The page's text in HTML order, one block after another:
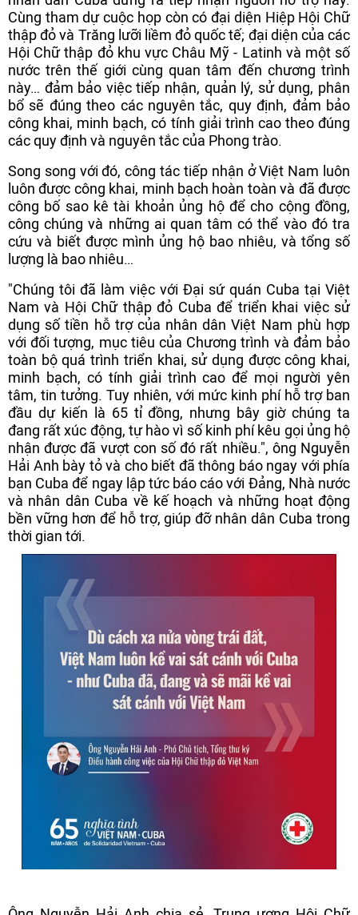
Cùng tham dự cuộc họp còn có đại diện Hiệp Hội Chữ
thập đỏ và Trăng lưỡi liềm đỏ quốc tế; đại diện của các
Hội Chữ thập đỏ khu vực Châu Mỹ - Latinh và một số
nước trên thế giới cùng quan tâm đến chương trình
này… đảm bảo việc tiếp nhận, quản lý, sử dụng, phân
bổ sẽ đúng theo các nguyên tắc, quy định, đảm bảo
công khai, minh bạch, có tính giải trình cao theo đúng
các quy định và nguyên tắc của Phong trào.
Song song với đó, công tác tiếp nhận ở Việt Nam luôn
luôn được công khai, minh bạch hoàn toàn và đã được
công bố sao kê tài khoản ủng hộ để cho cộng đồng,
công chúng và những ai quan tâm có thể vào đó tra
cứu và biết được mình ủng hộ bao nhiêu, và tổng số
lượng là bao nhiêu…
"Chúng tôi đã làm việc với Đại sứ quán Cuba tại Việt
Nam và Hội Chữ thập đỏ Cuba để triển khai việc sử
dụng số tiền hỗ trợ của nhân dân Việt Nam phù hợp
với đối tượng, mục tiêu của Chương trình và đảm bảo
toàn bộ quá trình triển khai, sử dụng được công khai,
minh bạch, có tính giải trình cao để mọi người yên
tâm, tin tưởng. Tuy nhiên, với mức kinh phí hỗ trợ ban
đầu dự kiến là 65 tỉ đồng, nhưng bây giờ chúng ta
đang rất xúc động, tự hào vì số kinh phí kêu gọi ủng hộ
nhận được đã vượt con số đó rất nhiều.", ông Nguyễn
Hải Anh bày tỏ và cho biết đã thông báo ngay với phía
bạn Cuba để ngay lập tức báo cáo với Đảng, Nhà nước
và nhân dân Cuba về kế hoạch và những hoạt động
bền vững hơn để hỗ trợ, giúp đỡ nhân dân Cuba trong
thời gian tới.